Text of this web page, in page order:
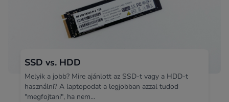
SSD vs. HDD
Melyik a jobb? Mire ajánlott az SSD-t vagy a HDD-t
használni? A laptopodat a legjobban azzal tudod
"megfojtani", ha nem...